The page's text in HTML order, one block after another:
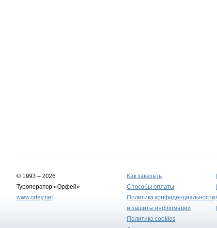
© 1993 – 2026
Туроператор «Орфей»
www.orfey.net
Как заказать
Способы оплаты
Политика конфиденциальности
и защиты информации
Политика cookies